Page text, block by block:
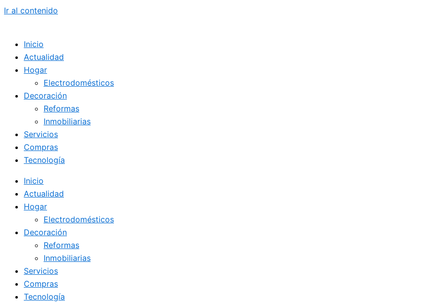
Ir al contenido
Inicio
Actualidad
Hogar
Electrodomésticos
Decoración
Reformas
Inmobiliarias
Servicios
Compras
Tecnología
Inicio
Actualidad
Hogar
Electrodomésticos
Decoración
Reformas
Inmobiliarias
Servicios
Compras
Tecnología